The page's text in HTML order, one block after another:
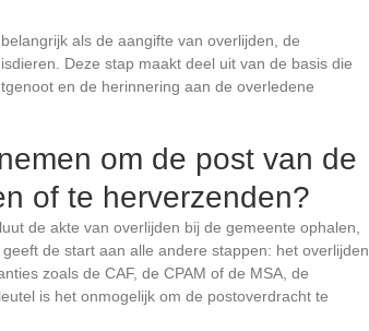
als de aangifte van overlijden, de
Deze stap maakt deel uit van de basis die
en de herinnering aan de overledene
om de post van de
of te herverzenden?
de akte van overlijden bij de gemeente ophalen,
de start aan alle andere stappen: het overlijden
zoals de CAF, de CPAM of de MSA, de
is het onmogelijk om de postoverdracht te